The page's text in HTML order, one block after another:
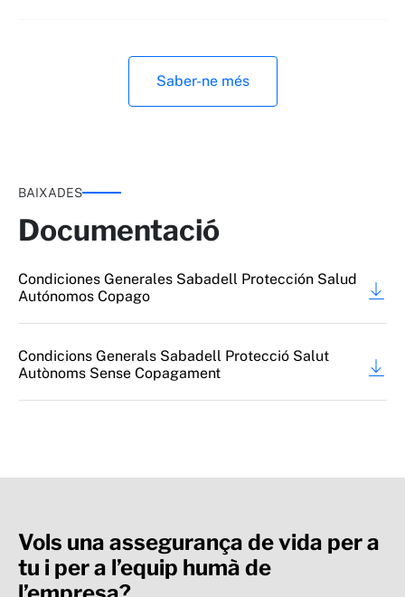
Saber-ne més
BAIXADES
Documentació
Condiciones Generales Sabadell Protección Salud
Autónomos Copago
Condicions Generals Sabadell Protecció Salut
Autònoms Sense Copagament
Vols una assegurança de vida per a
tu i per a l’equip humà de